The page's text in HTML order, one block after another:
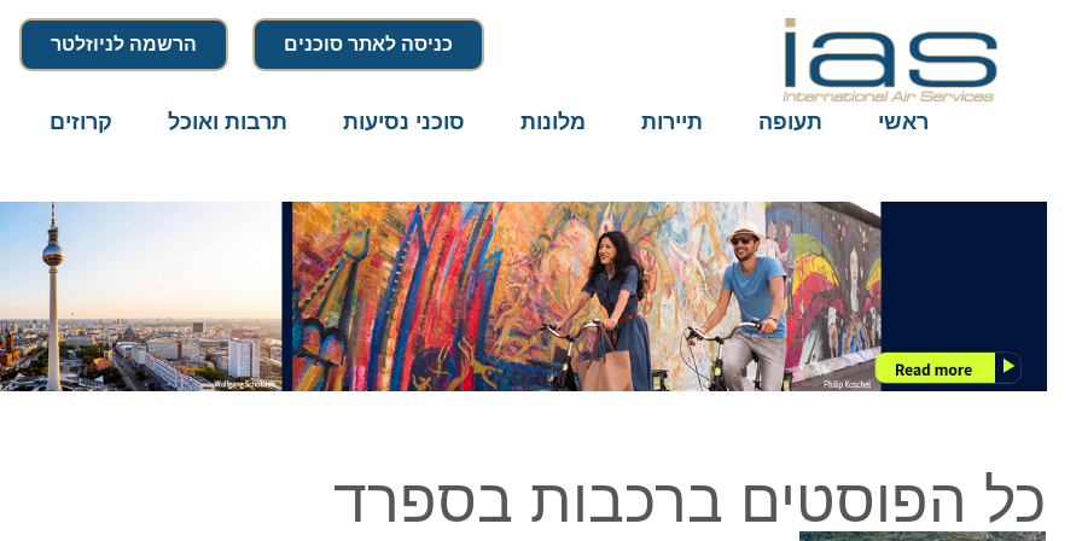
כניסה לאתר סוכנים הרשמה לניוזלטר
ראשי תעופה תיירות מלונות סוכני נסיעות תרבות ואוכל קרוזים
כל הפוסטים ברכבות בספרד